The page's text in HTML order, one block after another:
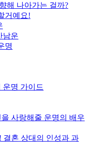
해 나아가는 걸까?
거예요!
남운
명
운명 가이드
사랑해줄 운명의 배우
결혼 상대의 인성과 과